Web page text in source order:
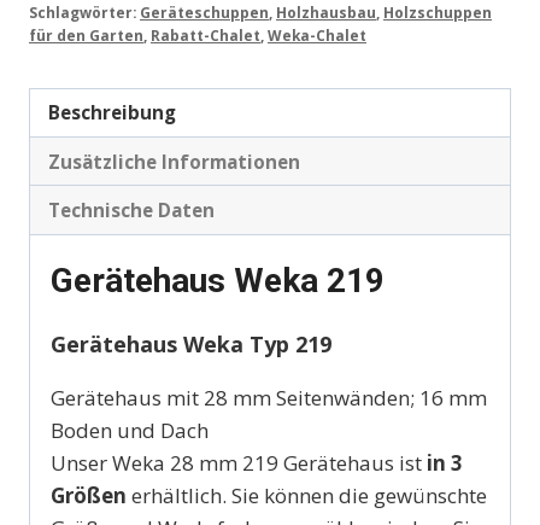
Schlagwörter: Geräteschuppen Holzhausbau Holzschuppen
für den Garten Rabatt-Chalet Weka-Chalet
Beschreibung
Zusätzliche Informationen
Technische Daten
Gerätehaus Weka 219
Gerätehaus Weka Typ 219
Gerätehaus mit 28 mm Seitenwänden; 16 mm
Boden und Dach
Unser Weka 28 mm 219 Gerätehaus ist in 3
Größen erhältlich. Sie können die gewünschte